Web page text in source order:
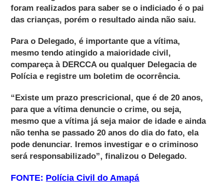
foram realizados para saber se o indiciado é o pai
das crianças, porém o resultado ainda não saiu.
Para o Delegado, é importante que a vítima,
mesmo tendo atingido a maioridade civil,
compareça à DERCCA ou qualquer Delegacia de
Polícia e registre um boletim de ocorrência.
“Existe um prazo prescricional, que é de 20 anos,
para que a vítima denuncie o crime, ou seja,
mesmo que a vítima já seja maior de idade e ainda
não tenha se passado 20 anos do dia do fato, ela
pode denunciar. Iremos investigar e o criminoso
será responsabilizado”, finalizou o Delegado.
FONTE: Polícia Civil do Amapá